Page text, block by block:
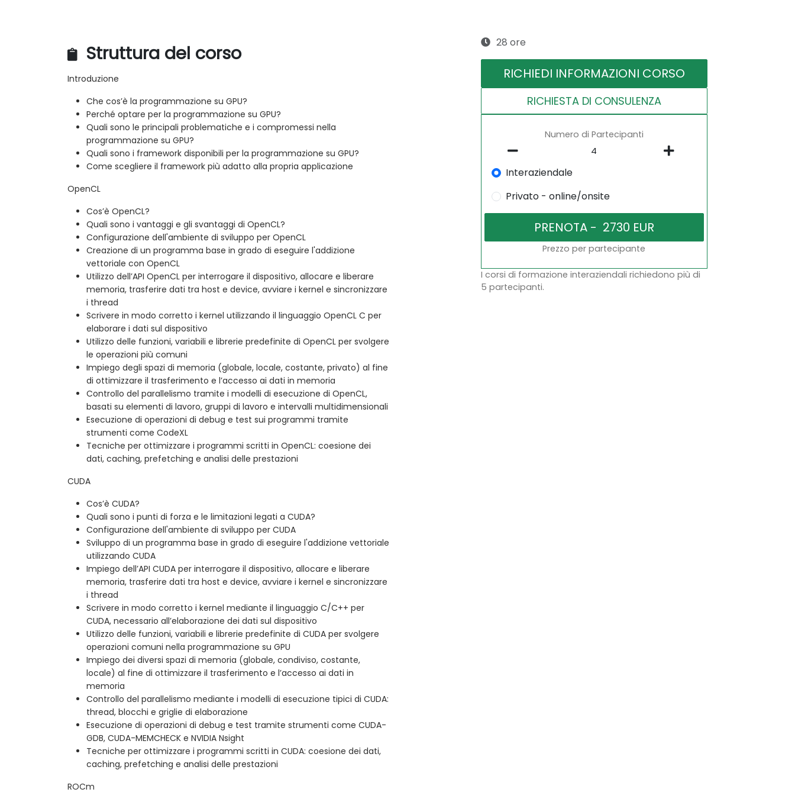
Struttura del corso
Introduzione
Che cos’è la programmazione su GPU?
Perché optare per la programmazione su GPU?
Quali sono le principali problematiche e i compromessi nella
programmazione su GPU?
Quali sono i framework disponibili per la programmazione su GPU?
Come scegliere il framework più adatto alla propria applicazione
OpenCL
Cos’è OpenCL?
Quali sono i vantaggi e gli svantaggi di OpenCL?
Configurazione dell'ambiente di sviluppo per OpenCL
Creazione di un programma base in grado di eseguire l'addizione
vettoriale con OpenCL
Utilizzo dell’API OpenCL per interrogare il dispositivo, allocare e liberare
memoria, trasferire dati tra host e device, avviare i kernel e sincronizzare
i thread
Scrivere in modo corretto i kernel utilizzando il linguaggio OpenCL C per
elaborare i dati sul dispositivo
Utilizzo delle funzioni, variabili e librerie predefinite di OpenCL per svolgere
le operazioni più comuni
Impiego degli spazi di memoria (globale, locale, costante, privato) al fine
di ottimizzare il trasferimento e l’accesso ai dati in memoria
Controllo del parallelismo tramite i modelli di esecuzione di OpenCL,
basati su elementi di lavoro, gruppi di lavoro e intervalli multidimensionali
Esecuzione di operazioni di debug e test sui programmi tramite
strumenti come CodeXL
Tecniche per ottimizzare i programmi scritti in OpenCL: coesione dei
dati, caching, prefetching e analisi delle prestazioni
CUDA
Cos’è CUDA?
Quali sono i punti di forza e le limitazioni legati a CUDA?
Configurazione dell'ambiente di sviluppo per CUDA
Sviluppo di un programma base in grado di eseguire l'addizione vettoriale
utilizzando CUDA
Impiego dell’API CUDA per interrogare il dispositivo, allocare e liberare
memoria, trasferire dati tra host e device, avviare i kernel e sincronizzare
i thread
Scrivere in modo corretto i kernel mediante il linguaggio C/C++ per
CUDA, necessario all’elaborazione dei dati sul dispositivo
Utilizzo delle funzioni, variabili e librerie predefinite di CUDA per svolgere
operazioni comuni nella programmazione su GPU
Impiego dei diversi spazi di memoria (globale, condiviso, costante,
locale) al fine di ottimizzare il trasferimento e l’accesso ai dati in
memoria
Controllo del parallelismo mediante i modelli di esecuzione tipici di CUDA:
thread, blocchi e griglie di elaborazione
Esecuzione di operazioni di debug e test tramite strumenti come CUDA-
GDB, CUDA-MEMCHECK e NVIDIA Nsight
Tecniche per ottimizzare i programmi scritti in CUDA: coesione dei dati,
caching, prefetching e analisi delle prestazioni
ROCm
28 ore
RICHIEDI INFORMAZIONI CORSO
RICHIESTA DI CONSULENZA
Numero di Partecipanti
Interaziendale
Privato - online/onsite
Prezzo per partecipante
I corsi di formazione interaziendali richiedono più di
5 partecipanti.